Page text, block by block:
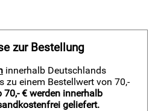
zur Bestellung
innerhalb Deutschlands
zu einem Bestellwert von 70,-
70,- € werden innerhalb
geliefert.